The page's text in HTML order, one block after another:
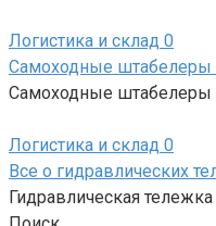
Логистика и склад 0
Самоходные штабелеры
Самоходные штабелеры
Логистика и склад 0
Все о гидравлических
Гидравлическая